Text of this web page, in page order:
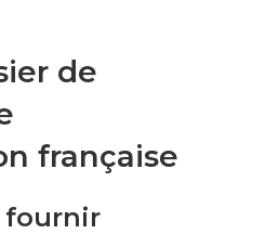
de
française
fournir